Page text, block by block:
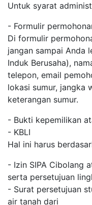
Untuk syarat
- Formulir
Di formulir
jangan sampai Anda
Induk Berusaha),
telepon, email
lokasi sumur, jangka
keterangan sumur.
- Bukti kepemilikan
- KBLI
Hal ini harus
- Izin SIPA Cibolang
serta persetujuan
- Surat persetujuan
air tanah dari